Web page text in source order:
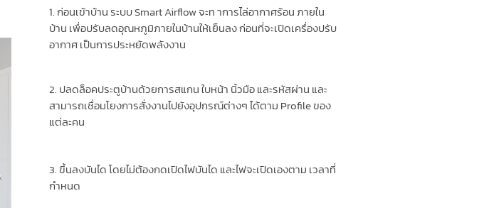
1. ก่อนเข้าบ้าน ระบบ Smart Airflow จะท าการไล่อากาศร้อน ภายใน
บ้าน เพื่อปรับลดอุณหภูมิภายในบ้านให้เย็นลง ก่อนที่จะเปิดเครื่องปรับ
อากาศ เป็นการประหยัดพลังงาน
2. ปลดล็อคประตูบ้านด้วยการสแกน ใบหน้า นิ้วมือ และรหัสผ่าน และ
สามารถเชื่อมโยงการสั่งงานไปยังอุปกรณ์ต่างๆ ได้ตาม Profile ของ
แต่ละคน
3. ขึ้นลงบันได โดยไม่ต้องกดเปิดไฟบันได และไฟจะเปิดเองตาม เวลาที่
กำหนด